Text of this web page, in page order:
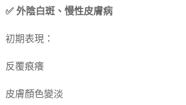
✅ 外陰白斑、慢性皮膚病
初期表現：
反覆痕癢
皮膚顏色變淡